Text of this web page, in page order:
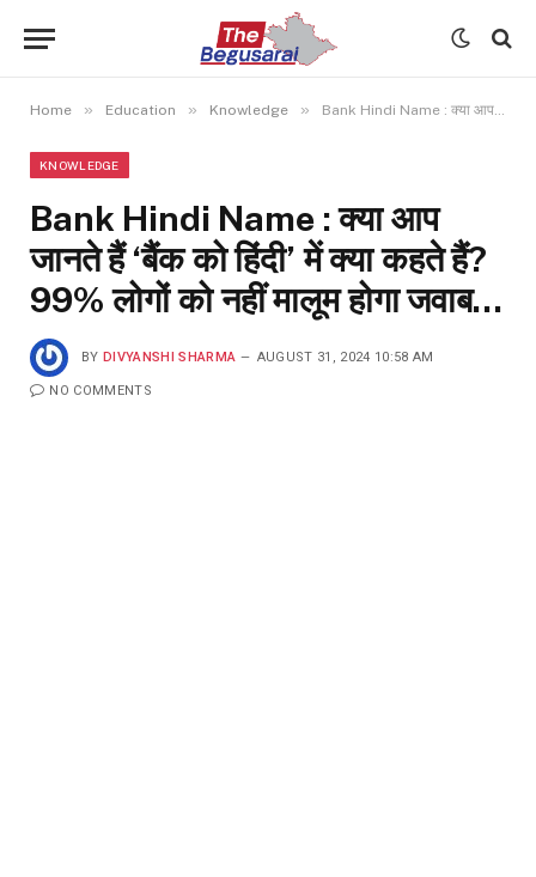
Home » Education » Knowledge » Bank Hindi Name : क्या आप जानते हैं ‘बैंक को हिंदी’ में क्या कहते हैं? 99% लोगों को नहीं मालूम होगा जवाब…
KNOWLEDGE
Bank Hindi Name : क्या आप
जानते हैं ‘बैंक को हिंदी’ में क्या कहते हैं?
99% लोगों को नहीं मालूम होगा जवाब…
BY DIVYANSHI SHARMA AUGUST 31, 2024 10:58 AM
NO COMMENTS